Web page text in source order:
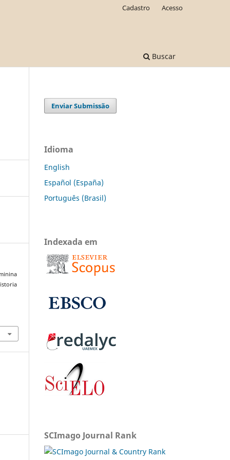
Buscar
Cadastro Acesso
Enviar Submissão
Idioma
English
Español (España)
Português (Brasil)
Indexada em
SCImago Journal Rank